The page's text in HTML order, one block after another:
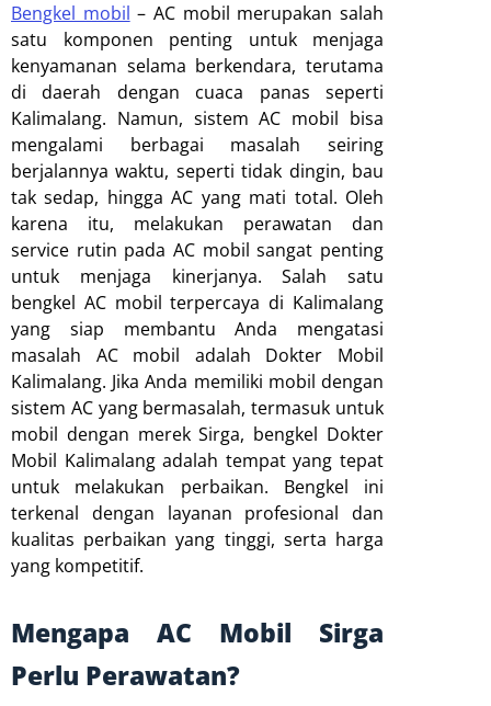
Bengkel mobil –AC mobil merupakan salah
satu komponen penting untuk menjaga
kenyamanan selama berkendara, terutama
di daerah dengan cuaca panas seperti
Kalimalang. Namun, sistem AC mobil bisa
mengalami berbagai masalah seiring
berjalannya waktu, seperti tidak dingin, bau
tak sedap, hingga AC yang mati total. Oleh
karena itu, melakukan perawatan dan
service rutin pada AC mobil sangat penting
untuk menjaga kinerjanya. Salah satu
bengkel AC mobil terpercaya di Kalimalang
yang siap membantu Anda mengatasi
masalah AC mobil adalah Dokter Mobil
Kalimalang. Jika Anda memiliki mobil dengan
sistem AC yang bermasalah, termasuk untuk
mobil dengan merek Sirga, bengkel Dokter
Mobil Kalimalang adalah tempat yang tepat
untuk melakukan perbaikan. Bengkel ini
terkenal dengan layanan profesional dan
kualitas perbaikan yang tinggi, serta harga
yang kompetitif.
Mengapa AC Mobil Sirga
Perlu Perawatan?